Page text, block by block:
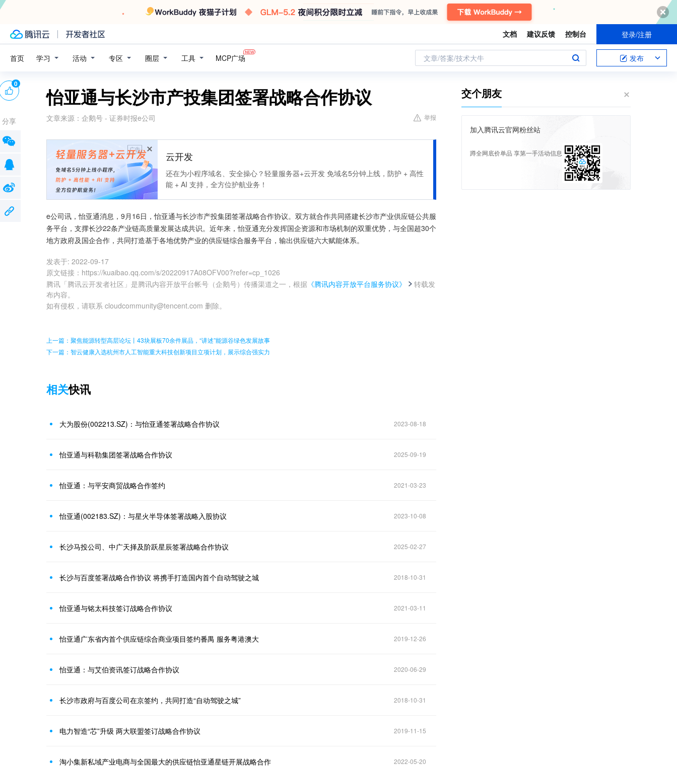
文档 建议反馈 控制台 登录/注册
首页 学习 活动 专区 圈层 工具 MCP广场 文章/答案/技术大牛 发布
怡亚通与长沙市产投集团签署战略合作协议
文章来源： 企鹅号 - 证券时报e公司 举报
广告
云开发
还在为小程序域名、安全操心？轻量服务器+云开发 免域名5分钟上线，防护 + 高性
能 + AI 支持，全方位护航业务！
e公司讯，怡亚通消息，9月16日，怡亚通与长沙市产投集团签署战略合作协议。双方就合作共同搭建长沙市产业供应链公共服
务平台，支撑长沙22条产业链高质量发展达成共识。近年来，怡亚通充分发挥国企资源和市场机制的双重优势，与全国超30个
地方政府及国企合作，共同打造基于各地优势产业的供应链综合服务平台，输出供应链六大赋能体系。
发表于: 2022-09-17
原文链接 ： https://kuaibao.qq.com/s/20220917A08OFV00?refer=cp_1026
腾讯「腾讯云开发者社区」是腾讯内容开放平台帐号（企鹅号）传播渠道之一，根据 《腾讯内容开放平台服务协议》
转载发
布内容。
如有侵权，请联系 cloudcommunity@tencent.com 删除。
0
分享
上一篇：聚焦能源转型高层论坛丨43块展板70余件展品，“讲述”能源谷绿色发展故事
下一篇：智云健康入选杭州市人工智能重大科技创新项目立项计划，展示综合强实力
相关快讯
大为股份(002213.SZ)：与怡亚通签署战略合作协议 2023-08-18
怡亚通与科勒集团签署战略合作协议 2025-09-19
怡亚通：与平安商贸战略合作签约 2021-03-23
怡亚通(002183.SZ)：与星火半导体签署战略入股协议 2023-10-08
长沙马投公司、中广天择及阶跃星辰签署战略合作协议 2025-02-27
长沙与百度签署战略合作协议 将携手打造国内首个自动驾驶之城 2018-10-31
怡亚通与铭太科技签订战略合作协议 2021-03-11
怡亚通广东省内首个供应链综合商业项目签约番禺 服务粤港澳大 2019-12-26
怡亚通：与艾伯资讯签订战略合作协议 2020-06-29
长沙市政府与百度公司在京签约，共同打造“自动驾驶之城” 2018-10-31
电力智造“芯”升级 两大联盟签订战略合作协议 2019-11-15
淘小集新私域产业电商与全国最大的供应链怡亚通星链开展战略合作 2022-05-20
交个朋友
加入腾讯云官网粉丝站
蹲全网底价单品 享第一手活动信息